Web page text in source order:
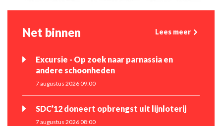
Net binnen Lees meer
Excursie - Op zoek naar parnassia en
andere schoonheden
7 augustus 2026 09:00
SDC’12 doneert opbrengst uit lijnloterij
7 augustus 2026 08:00